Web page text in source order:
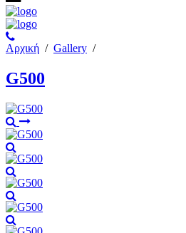
Αρχική / Gallery /
G500